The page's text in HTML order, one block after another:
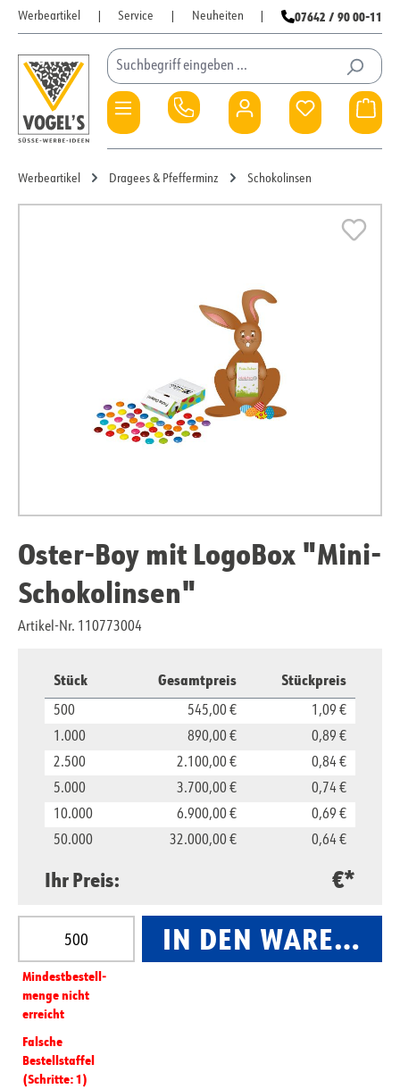
Zum Hauptinhalt springen
Werbeartikel Service Neuheiten 07642 / 90 00-11
Du hast 0
Werbeartikel Dragees & Pfefferminz Schokolinsen
Oster-Boy mit LogoBox "Mini-
Schokolinsen"
Artikel-Nr. 110773004
Stück Gesamtpreis Stückpreis
500 545,00 €
1,09 €
1.000
890,00 €
0,89 €
2.500
2.100,00 €
0,84 €
5.000
3.700,00 €
0,74 €
10.000
6.900,00 €
0,69 €
50.000
32.000,00 € 0,64 €
Ihr Preis: €*
Produkt Anzahl: Gib den gewünschten Wert ein
Mindest­­bestell­­
menge nicht
erreicht
Falsche
Bestellstaffel
(Schritte: 1)
IN DEN